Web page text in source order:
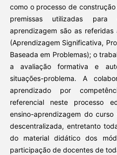
como o processo de
premissas utilizadas
aprendizagem são as
(Aprendizagem Significativa,
Baseada em Problemas); o
a avaliação formativa e
situações-problema. A
aprendizado por
referencial neste processo
ensino-aprendizagem do
descentralizada, entretanto
do material didático dos
participação de docentes de